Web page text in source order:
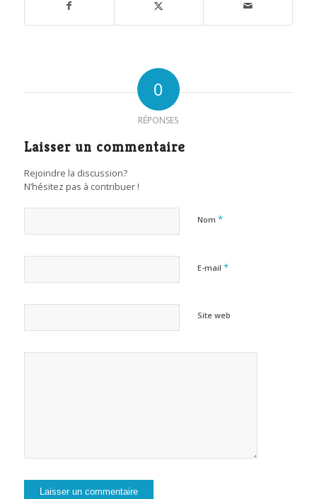
0
RÉPONSES
Laisser un commentaire
Rejoindre la discussion?
N’hésitez pas à contribuer !
Nom *
E-mail *
Site web